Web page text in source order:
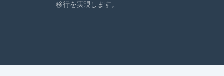
移行を実現します。